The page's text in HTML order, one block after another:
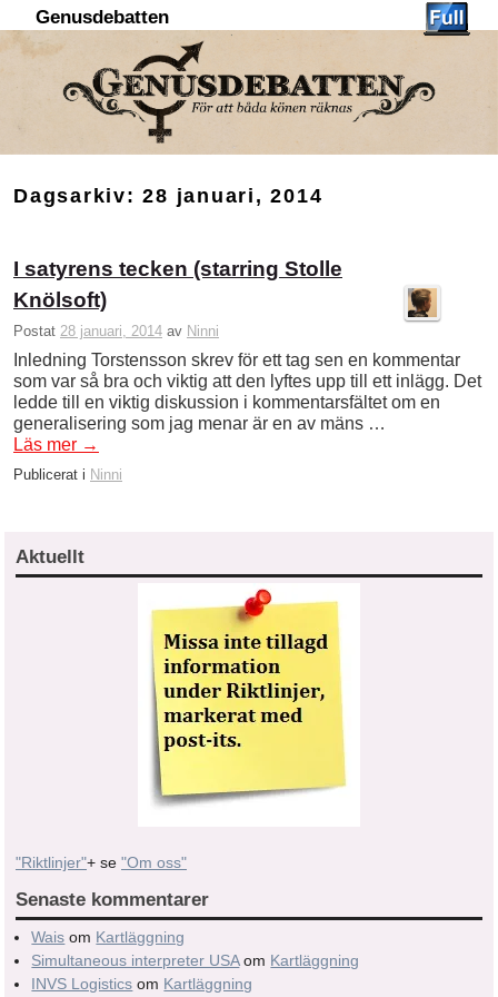
Genusdebatten
Dagsarkiv:28 januari, 2014
I satyrens tecken (starring Stolle
Knölsoft)
Postat 28 januari, 2014 av Ninni
Inledning Torstensson skrev för ett tag sen en kommentar
som var så bra och viktig att den lyftes upp till ett inlägg. Det
ledde till en viktig diskussion i kommentarsfältet om en
generalisering som jag menar är en av mäns …
Läs mer →
Publicerat i Ninni
Aktuellt
"Riktlinjer"+ se "Om oss"
Senaste kommentarer
Wais om Kartläggning
Simultaneous interpreter USAom Kartläggning
INVS Logistics om Kartläggning